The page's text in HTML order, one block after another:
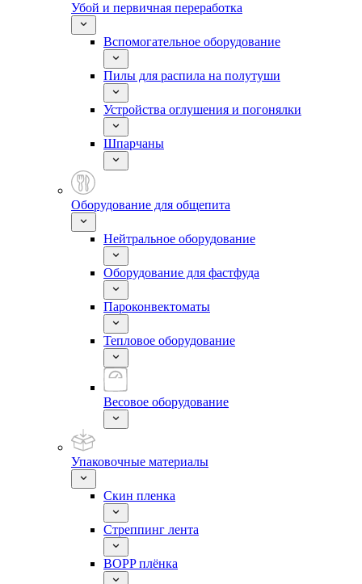
Убой и первичная переработка
Вспомогательное оборудование
Пилы для распила на полутуши
Устройства оглушения и погонялки
Шпарчаны
Оборудование для общепита
Нейтральное оборудование
Оборудование для фастфуда
Пароконвектоматы
Тепловое оборудование
Весовое оборудование
Упаковочные материалы
Скин пленка
Стреппинг лента
BOPP плёнка